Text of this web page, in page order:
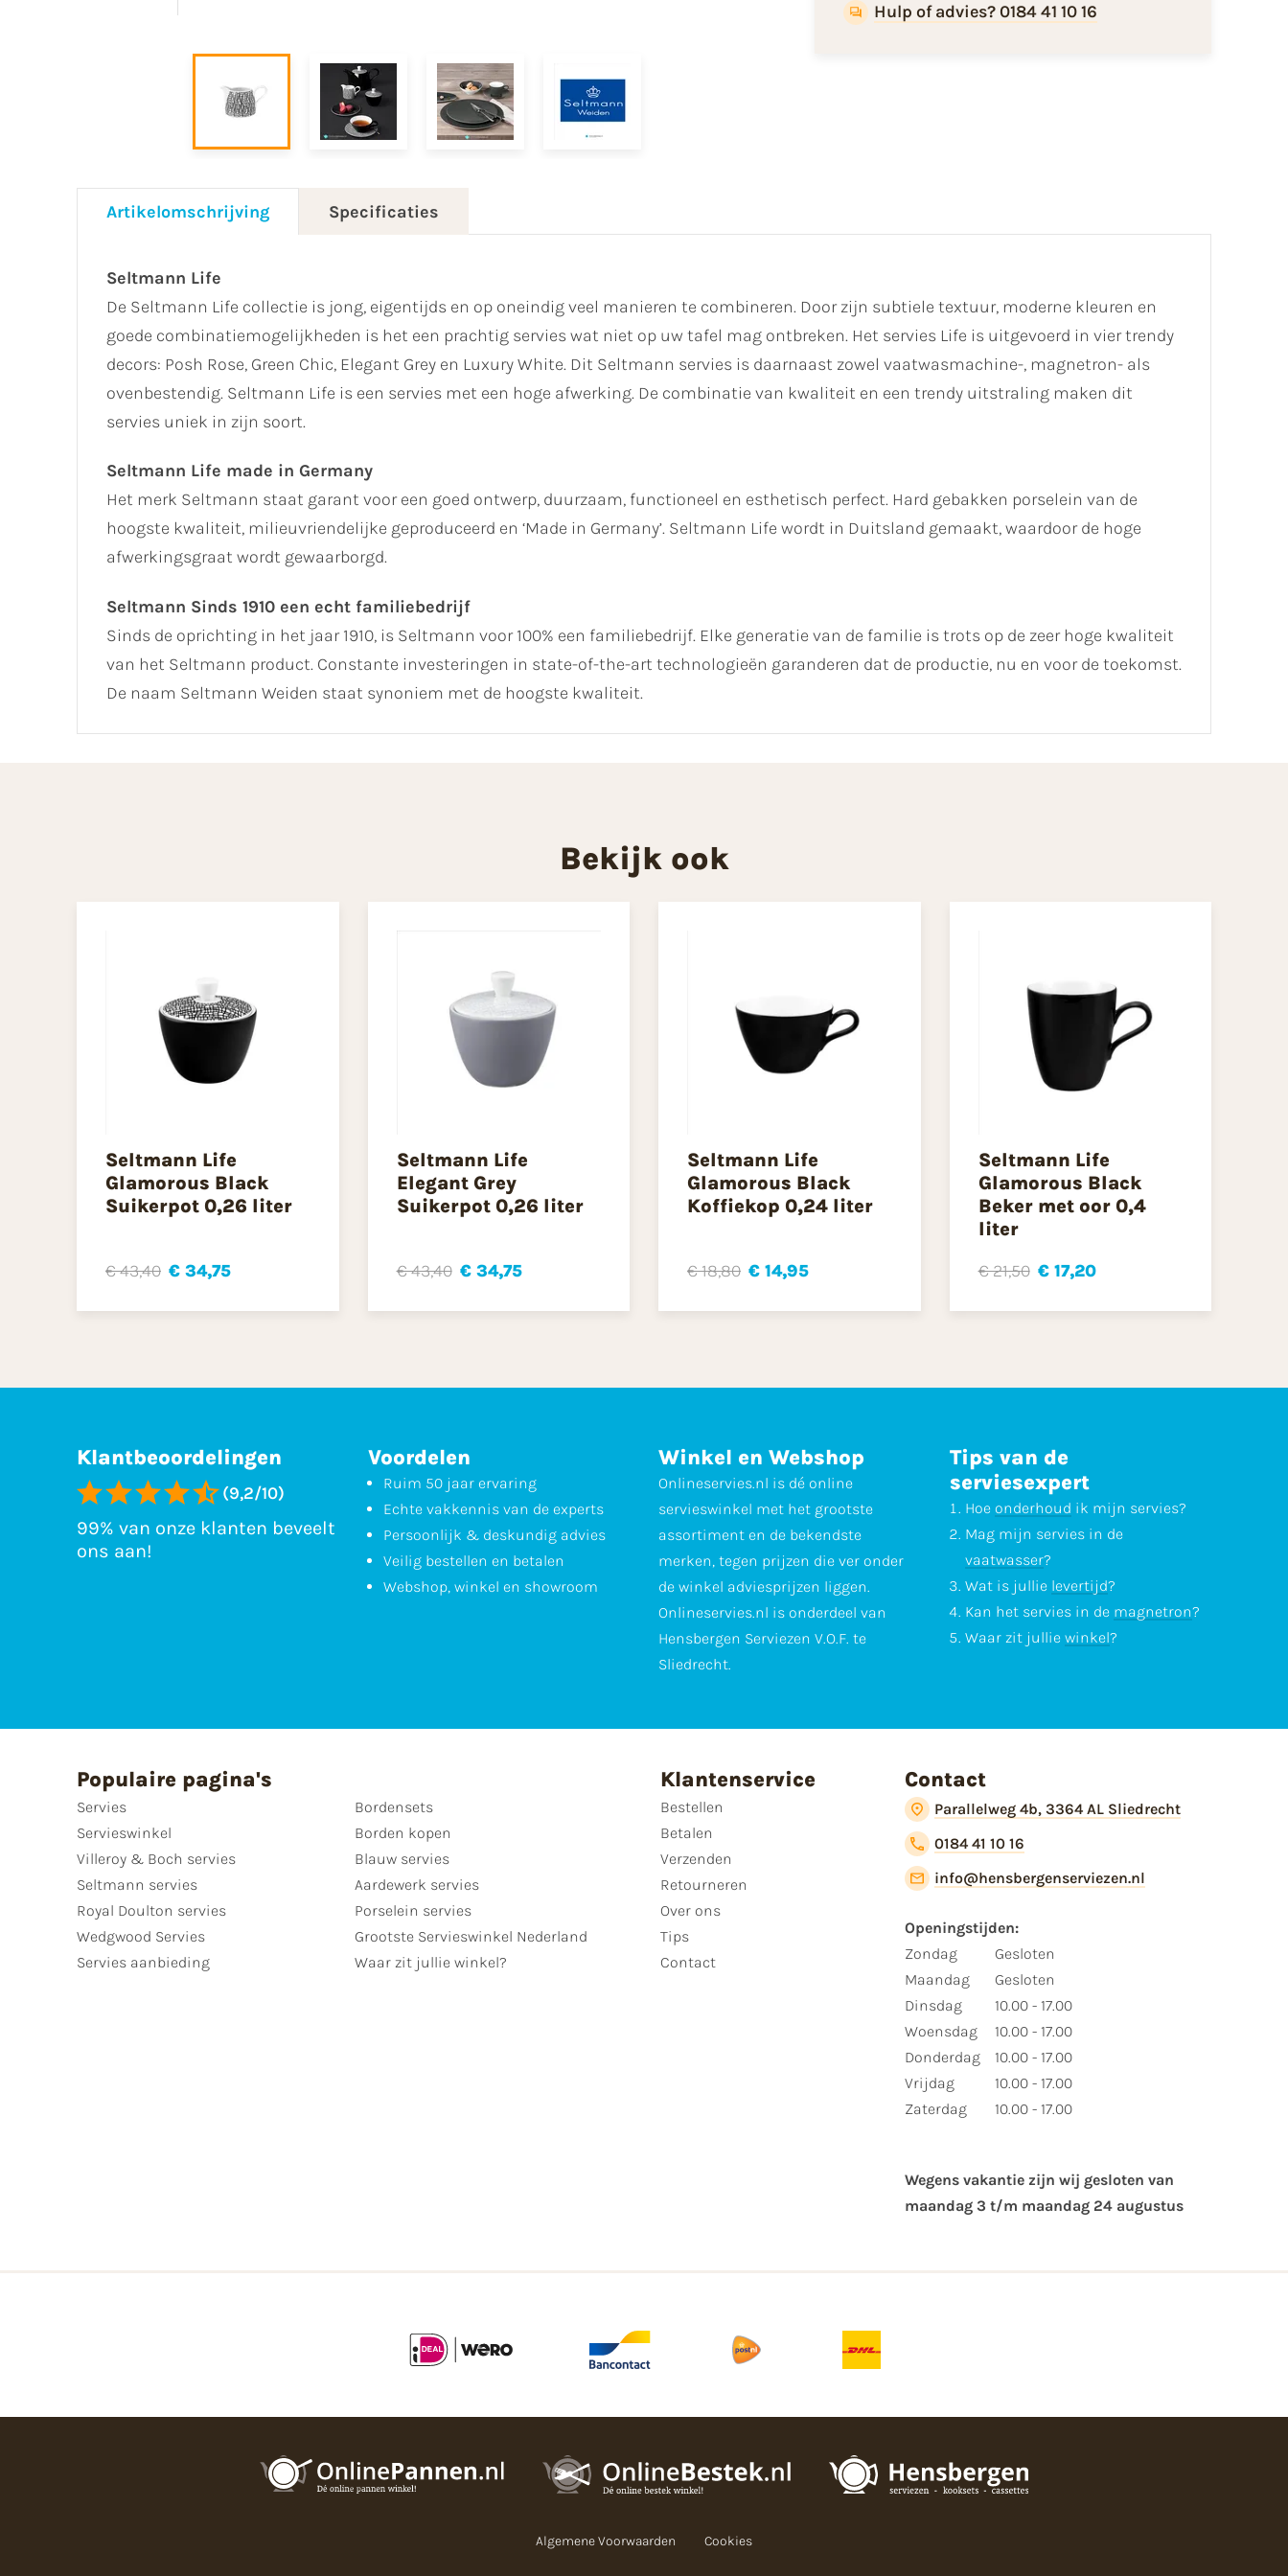
Hulp of advies? 0184 41 10 16
Artikelomschrijving Specificaties
Seltmann Life
De Seltmann Life collectie is jong, eigentijds en op oneindig veel manieren te combineren. Door zijn subtiele textuur, moderne kleuren en
goede combinatiemogelijkheden is het een prachtig servies wat niet op uw tafel mag ontbreken. Het servies Life is uitgevoerd in vier trendy
decors: Posh Rose, Green Chic, Elegant Grey en Luxury White. Dit Seltmann servies is daarnaast zowel vaatwasmachine-, magnetron- als
ovenbestendig. Seltmann Life is een servies met een hoge afwerking. De combinatie van kwaliteit en een trendy uitstraling maken dit
servies uniek in zijn soort.
Seltmann Life made in Germany
Het merk Seltmann staat garant voor een goed ontwerp, duurzaam, functioneel en esthetisch perfect. Hard gebakken porselein van de
hoogste kwaliteit, milieuvriendelijke geproduceerd en ‘Made in Germany’. Seltmann Life wordt in Duitsland gemaakt, waardoor de hoge
afwerkingsgraat wordt gewaarborgd.
Seltmann Sinds 1910 een echt familiebedrijf
Sinds de oprichting in het jaar 1910, is Seltmann voor 100% een familiebedrijf. Elke generatie van de familie is trots op de zeer hoge kwaliteit
van het Seltmann product. Constante investeringen in state-of-the-art technologieën garanderen dat de productie, nu en voor de toekomst.
De naam Seltmann Weiden staat synoniem met de hoogste kwaliteit.
Bekijk ook
Seltmann Life
Glamorous Black
Suikerpot 0,26 liter
€ 43,40 € 34,75
Seltmann Life
Elegant Grey
Suikerpot 0,26 liter
€ 43,40 € 34,75
Seltmann Life
Glamorous Black
Koffiekop 0,24 liter
€ 18,80 € 14,95
Seltmann Life
Glamorous Black
Beker met oor 0,4
liter
€ 21,50 € 17,20
Klantbeoordelingen
(9,2/10)
99% van onze klanten beveelt
ons aan!
Voordelen
Ruim 50 jaar ervaring
Echte vakkennis van de experts
Persoonlijk & deskundig advies
Veilig bestellen en betalen
Webshop, winkel en showroom
Winkel en Webshop
Onlineservies.nl is dé online
servieswinkel met het grootste
assortiment en de bekendste
merken, tegen prijzen die ver onder
de winkel adviesprijzen liggen.
Onlineservies.nl is onderdeel van
Hensbergen Serviezen V.O.F. te
Sliedrecht.
Tips van de
serviesexpert
Hoe onderhoud ik mijn servies?
Mag mijn servies in de
vaatwasser?
Wat is jullie levertijd?
Kan het servies in de magnetron?
Waar zit jullie winkel?
Populaire pagina's
Servies
Servieswinkel
Villeroy & Boch servies
Seltmann servies
Royal Doulton servies
Wedgwood Servies
Servies aanbieding
Bordensets
Borden kopen
Blauw servies
Aardewerk servies
Porselein servies
Grootste Servieswinkel Nederland
Waar zit jullie winkel?
Klantenservice
Bestellen
Betalen
Verzenden
Retourneren
Over ons
Tips
Contact
Contact
Parallelweg 4b, 3364 AL Sliedrecht
0184 41 10 16
info@hensbergenserviezen.nl
Openingstijden:
Zondag
Maandag
Dinsdag
Woensdag
Donderdag
Vrijdag
Zaterdag
Gesloten
Gesloten
10.00 - 17.00
10.00 - 17.00
10.00 - 17.00
10.00 - 17.00
10.00 - 17.00
Wegens vakantie zijn wij gesloten van ​
maandag 3 t/m maandag 24 augustus
Algemene Voorwaarden Cookies